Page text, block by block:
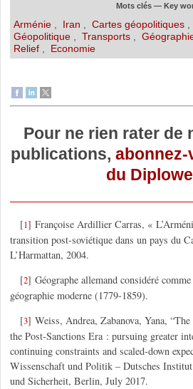
Mots clés — Key
Arménie, Iran Cartes géopolitiques,
Géopolitique, Transports,
Relief, Economie
Pour ne rien rater de
publications,
du
[1]Françoise Ardillier Carras, «
transition post-soviétique dans un pays du
L’Harmattan, 2004.
[2]Géographe allemand considéré
géographie moderne (1779-1859).
[3]Weiss, Andrea, Zabanova, Yana,
the Post-Sanctions Era : pursuing greater
continuing constraints and scaled-down
Wissenschaft und Politik – Dutsches
und Sicherheit, Berlin, July 2017.